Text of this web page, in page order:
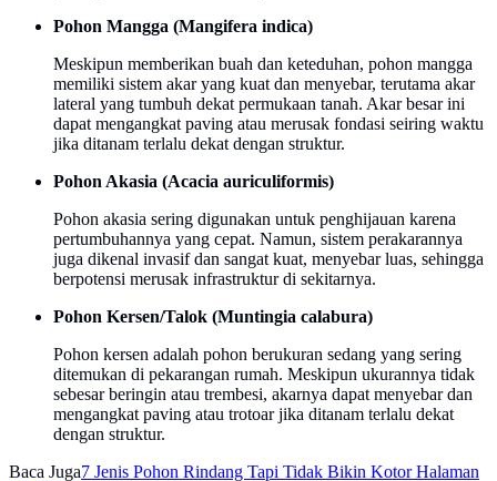
Pohon Mangga (Mangifera indica)
Meskipun memberikan buah dan keteduhan, pohon mangga
memiliki sistem akar yang kuat dan menyebar, terutama akar
lateral yang tumbuh dekat permukaan tanah. Akar besar ini
dapat mengangkat paving atau merusak fondasi seiring waktu
jika ditanam terlalu dekat dengan struktur.
Pohon Akasia (Acacia auriculiformis)
Pohon akasia sering digunakan untuk penghijauan karena
pertumbuhannya yang cepat. Namun, sistem perakarannya
juga dikenal invasif dan sangat kuat, menyebar luas, sehingga
berpotensi merusak infrastruktur di sekitarnya.
Pohon Kersen/Talok (Muntingia calabura)
Pohon kersen adalah pohon berukuran sedang yang sering
ditemukan di pekarangan rumah. Meskipun ukurannya tidak
sebesar beringin atau trembesi, akarnya dapat menyebar dan
mengangkat paving atau trotoar jika ditanam terlalu dekat
dengan struktur.
Baca Juga7 Jenis Pohon Rindang Tapi Tidak Bikin Kotor Halaman